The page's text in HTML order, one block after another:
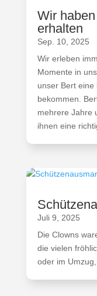
Wir
erhalten
Sep. 10, 2025
Wir erleben
Momente in
unser Bert eine
bekommen.
mehrere Jahre
ihnen eine
Juli 9, 2025
Die Clowns
die vielen
oder im